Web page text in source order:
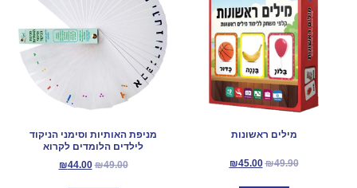
מילים ראשונות
₪49.90
₪45.00
מניפת האותיות וסימני הניקוד
לילדים הלומדים לקרוא
₪49.00
₪44.00